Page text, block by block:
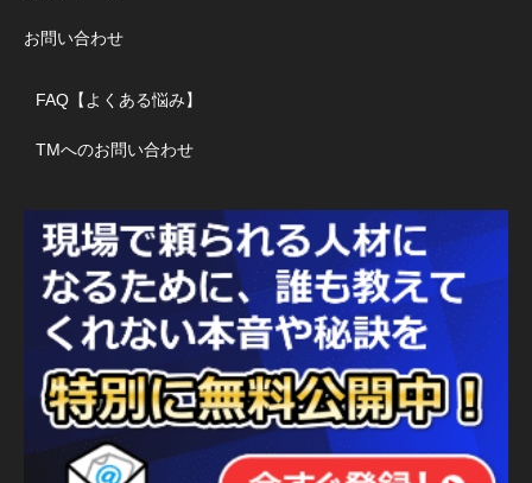
お問い合わせ
FAQ【よくある悩み】
TMへのお問い合わせ